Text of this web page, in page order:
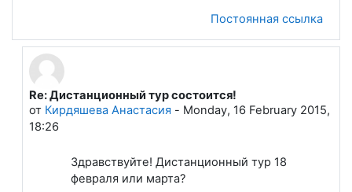
Постоянная ссылка
В ответ на Лапшева Елена Евгеньевна
Re: Дистанционный тур состоится!
от Кирдяшева Анастасия - Monday, 16 February 2015,
18:26
Здравствуйте! Дистанционный тур 18
февраля или марта?